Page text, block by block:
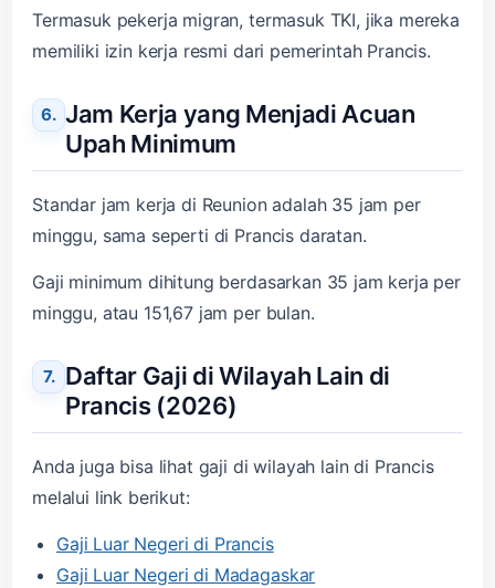
Termasuk pekerja migran, termasuk TKI, jika mereka
memiliki izin kerja resmi dari pemerintah Prancis.
Jam Kerja yang Menjadi Acuan
Upah Minimum
Standar jam kerja di Reunion adalah 35 jam per
minggu, sama seperti di Prancis daratan.
Gaji minimum dihitung berdasarkan 35 jam kerja per
minggu, atau 151,67 jam per bulan.
Daftar Gaji di Wilayah Lain di
Prancis (2026)
Anda juga bisa lihat gaji di wilayah lain di Prancis
melalui link berikut:
Gaji Luar Negeri di Prancis
Gaji Luar Negeri di Madagaskar